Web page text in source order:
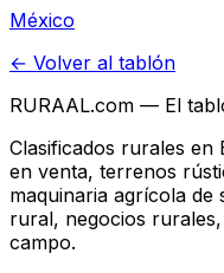
México
← Volver al tablón
RURAAL.com — El
Clasificados rurales en
en venta, terrenos
maquinaria agrícola de
rural, negocios
campo.